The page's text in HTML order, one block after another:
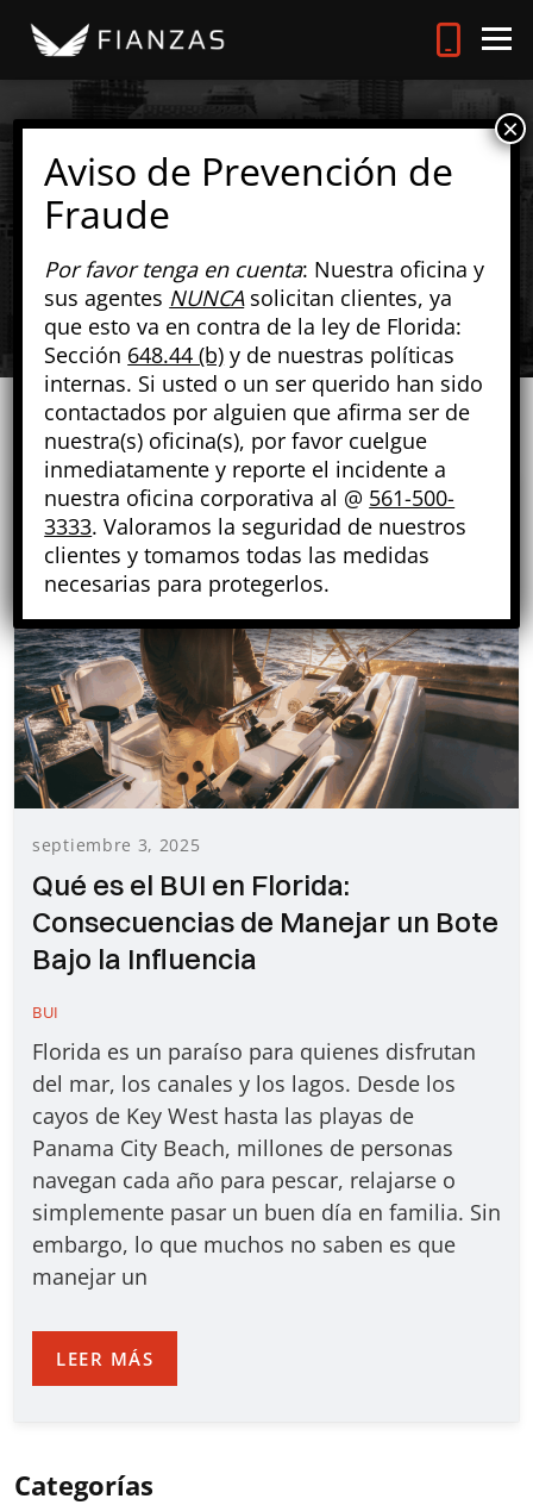
CATEGORÍA:
septiembre 3, 2025
Qué es el BUI en Florida:
Consecuencias de Manejar un Bote
Bajo la Influencia
BUI
Florida es un paraíso para quienes disfrutan
del mar, los canales y los lagos. Desde los
cayos de Key West hasta las playas de
Panama City Beach, millones de personas
navegan cada año para pescar, relajarse o
simplemente pasar un buen día en familia. Sin
embargo, lo que muchos no saben es que
manejar un
LEER MÁS
Categorías
Por favor tenga en cuenta: Nuestra oficina y
sus agentes NUNCAsolicitan clientes, ya
que esto va en contra de la ley de Florida:
Sección 648.44 (b) y de nuestras políticas
internas. Si usted o un ser querido han sido
contactados por alguien que afirma ser de
nuestra(s) oficina(s), por favor cuelgue
inmediatamente y reporte el incidente a
nuestra oficina corporativa al @ 561-500-
3333. Valoramos la seguridad de nuestros
clientes y tomamos todas las medidas
necesarias para protegerlos.